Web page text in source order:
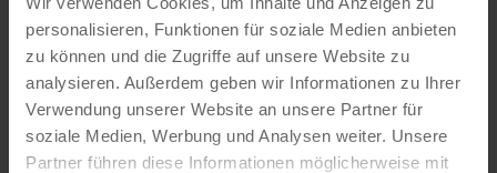
personalisieren, Funktionen für soziale Medien anbieten
zu können und die Zugriffe auf unsere Website zu
analysieren. Außerdem geben wir Informationen zu Ihrer
Verwendung unserer Website an unsere Partner für
soziale Medien, Werbung und Analysen weiter. Unsere
Partner führen diese Informationen möglicherweise mit